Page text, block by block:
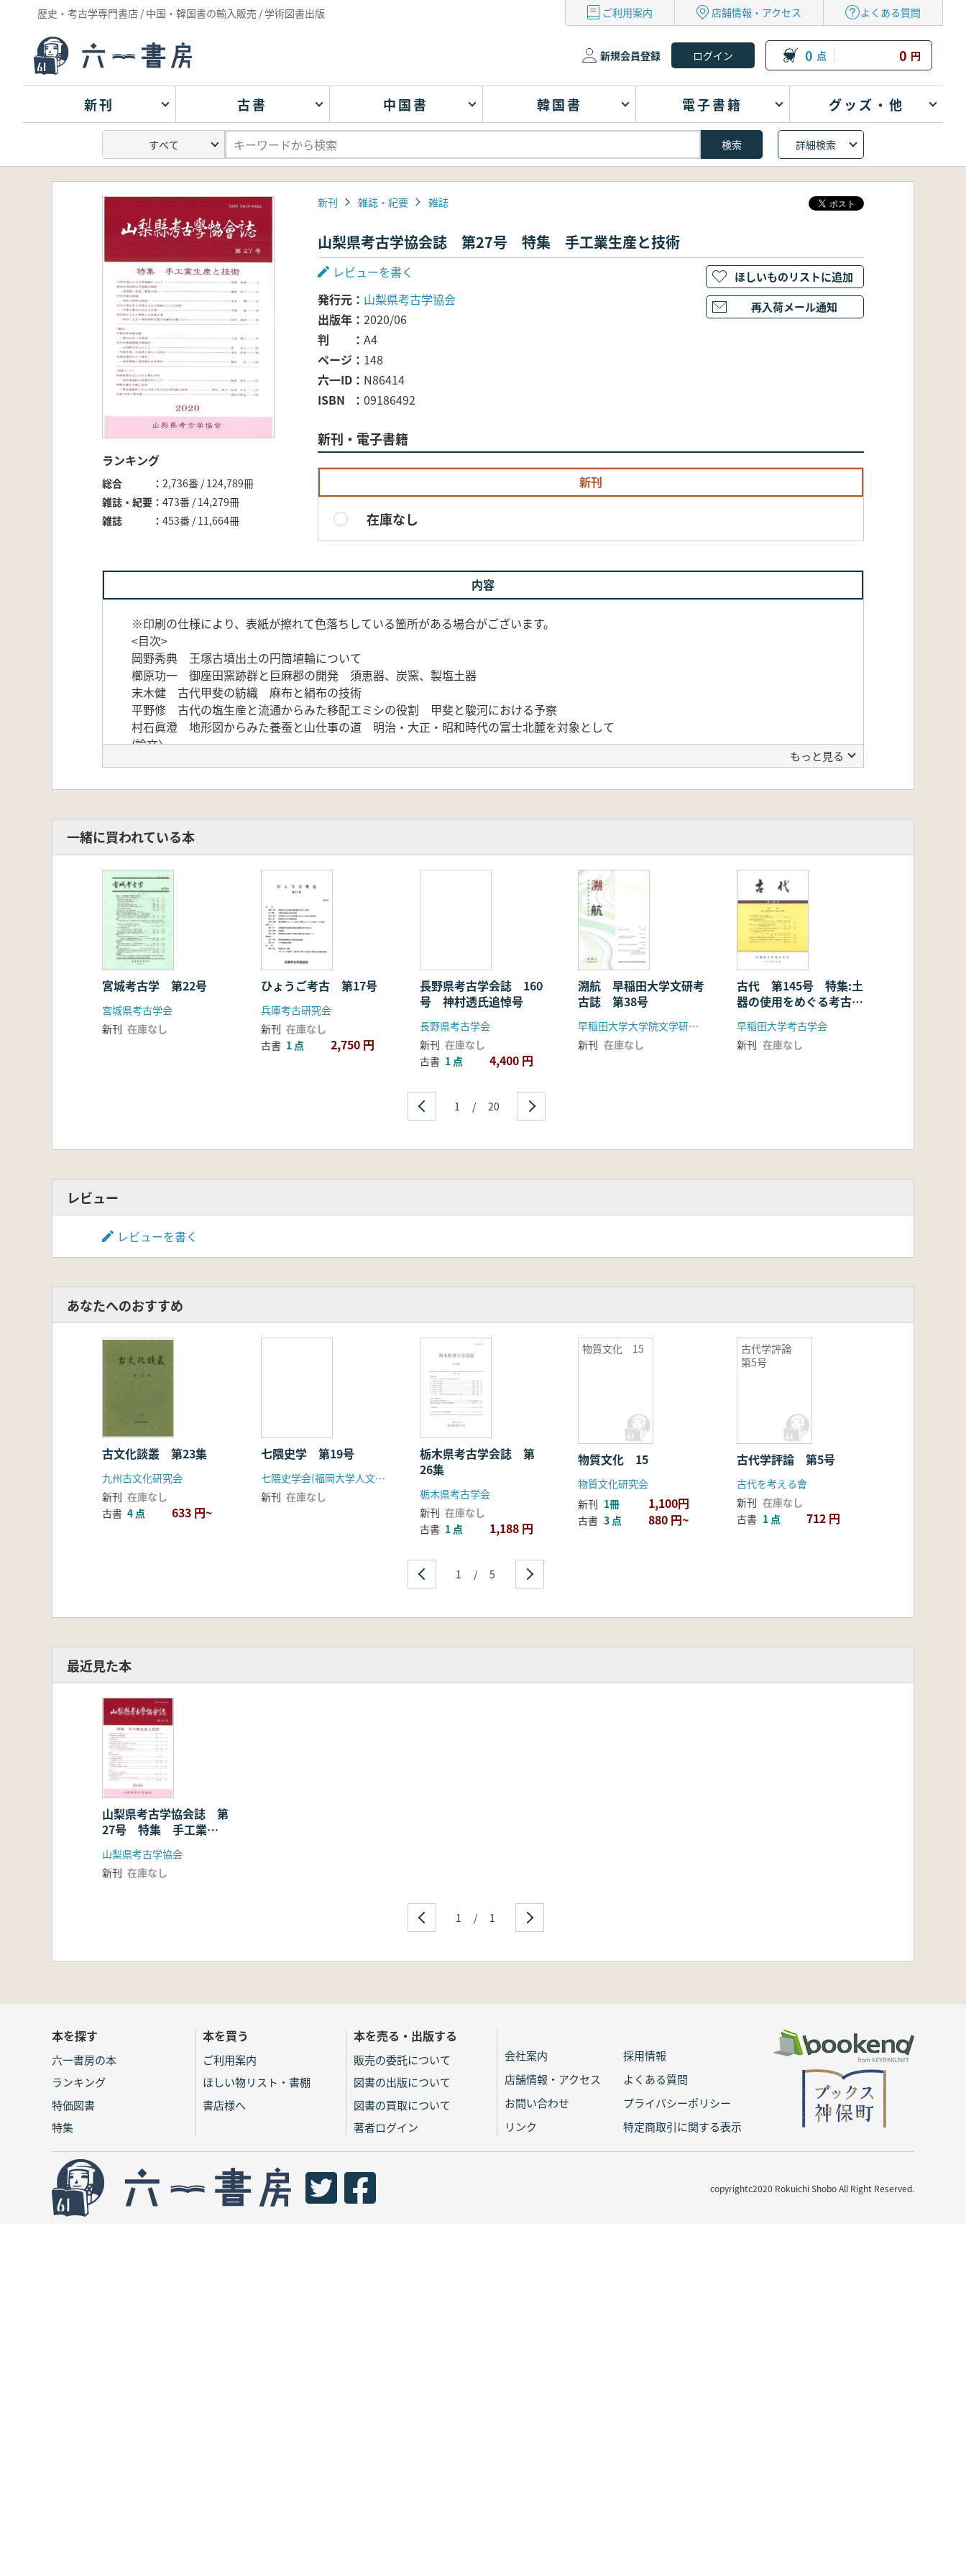
歴史・考古学専門書店 / 中国・韓国書の輸入販売 / 学術図書出版 ご利用案内 店舗情報・アクセス よくある質問
新規会員登録 0 点 0 円
新刊 古書 中国書 韓国書 電子書籍 グッズ・他
詳細検索
ランキング
総合
2,736番 / 124,789冊
雑誌・紀要
473番 / 14,279冊
雑誌
453番 / 11,664冊
新刊 雑誌・紀要 雑誌
山梨県考古学協会誌 第27号 特集 手工業生産と技術
レビューを書く
発行元
山梨県考古学協会
出版年
2020/06
判
A4
ページ
148
六一ID
N86414
ISBN
09186492
新刊・電子書籍
新刊
在庫なし
ほしいものリストに追加
再入荷メール通知
内容
※印刷の仕様により、表紙が擦れて色落ちしている箇所がある場合がございます。
<目次>
岡野秀典 王塚古墳出土の円筒埴輪について
櫛原功一 御座田窯跡群と巨麻郡の開発 須恵器、炭窯、製塩土器
末木健 古代甲斐の紡織 麻布と絹布の技術
平野修 古代の塩生産と流通からみた移配エミシの役割 甲斐と駿河における予察
村石眞澄 地形図からみた養蚕と山仕事の道 明治・大正・昭和時代の富士北麓を対象として
(論文〉
清水芳彦 「甲斐条理」の基準と復元への試み
〈研究ノート〉
網倉邦生 狩猟採集社会における儀礼行為 酒呑場遺跡の変遷を例として
長谷川哲也 台風19号と信玄堤
もっと見る
一緒に買われている本
宮城考古学 第22号
宮城県考古学会
新刊 在庫なし
ひょうご考古 第17号
兵庫考古研究会
新刊 在庫なし
古書 1 点 2,750 円
長野県考古学会誌 160
号 神村透氏追悼号
長野県考古学会
新刊 在庫なし
古書 1 点 4,400 円
溯航 早稲田大学文研考
古誌 第38号
早稲田大学大学院文学研究科考古談話会
新刊 在庫なし
古代 第145号 特集:土
器の使用をめぐる考古学
と民族学
早稲田大学考古学会
新刊 在庫なし
1 / 20
レビュー
レビューを書く
あなたへのおすすめ
古文化談叢 第23集
九州古文化研究会
新刊 在庫なし
古書 4 点 633 円~
七隈史学 第19号
七隈史学会(福岡大学人文学部歴史学科)
新刊 在庫なし
栃木県考古学会誌 第
26集
栃木県考古学会
新刊 在庫なし
古書 1 点 1,188 円
物質文化 15
物質文化 15
物質文化研究会
新刊 1冊 1,100円
古書 3 点 880 円~
古代学評論
第5号
古代学評論 第5号
古代を考える會
新刊 在庫なし
古書 1 点 712 円
1 / 5
最近見た本
山梨県考古学協会誌 第
27号 特集 手工業生
産と技術
山梨県考古学協会
新刊 在庫なし
1 / 1
本を探す
六一書房の本
ランキング
特価図書
特集
本を買う
ご利用案内
ほしい物リスト・書棚
書店様へ
本を売る・出版する
販売の委託について
図書の出版について
図書の買取について
著者ログイン
会社案内
採用情報
店舗情報・アクセス
よくある質問
お問い合わせ
プライバシーポリシー
リンク
特定商取引に関する表示
copyrightc2020 Rokuichi Shobo All Right Reserved.